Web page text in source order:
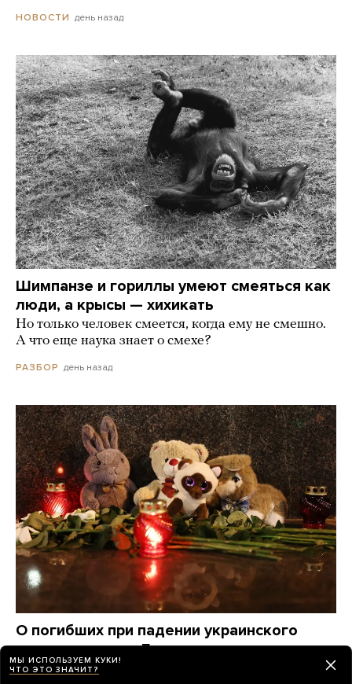
НОВОСТИ день назад
Шимпанзе и гориллы умеют смеяться как
люди, а крысы — хихикать
Но только человек смеется, когда ему не смешно.
А что еще наука знает о смехе?
РАЗБОР день назад
О погибших при падении украинского
дрона на пляж в Геленджике по-прежнему
известно крайне мало. Вот что удалось
МЫ ИСПОЛЬЗУЕМ КУКИ!
ЧТО ЭТО ЗНАЧИТ?